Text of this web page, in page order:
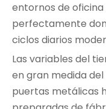
entornos de
perfectamente
ciclos diarios
Las variables del
en gran medida
puertas metálicas